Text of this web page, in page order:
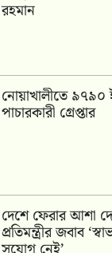
রহমান
নোয়াখালীতে ৯৭৯০
পাচারকারী গ্রেপ্তার
দেশে ফেরার আশা
প্রতিমন্ত্রীর জবাব